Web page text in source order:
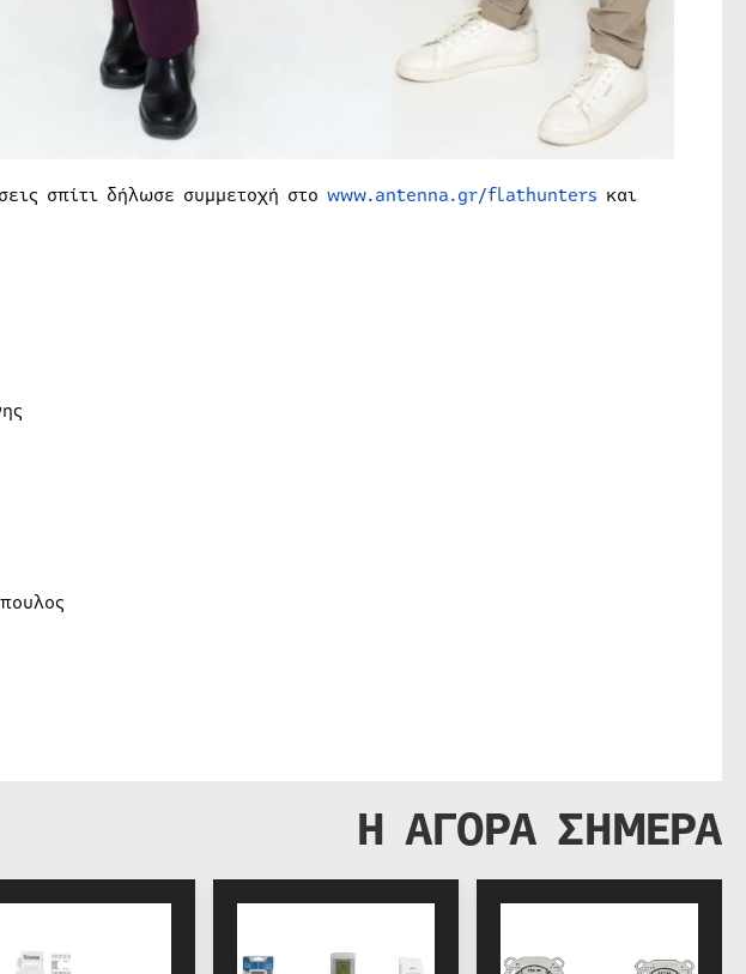
σπίτι δήλωσε συμμετοχή στο www.antenna.gr/flathunters και
Η ΑΓΟΡΑ ΣΗΜΕΡΑ